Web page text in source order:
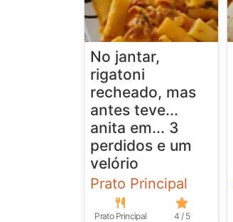
No jantar,
rigatoni
recheado, mas
antes teve...
anita em... 3
perdidos e um
velório
Prato Principal
Prato Principal 4 / 5